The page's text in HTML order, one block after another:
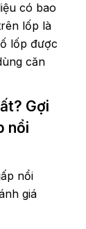
có bao
lốp là
lốp được
căn
Gợi
nổi
nổi
giá